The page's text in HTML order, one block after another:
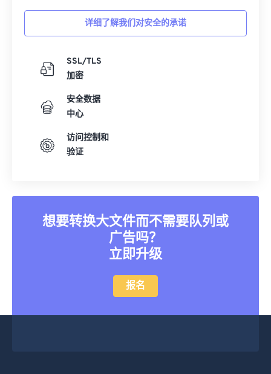
详细了解我们对安全的承诺
SSL/TLS
加密
安全数据
中心
访问控制和
验证
想要转换大文件而不需要队列或
广告吗？
立即升级
报名